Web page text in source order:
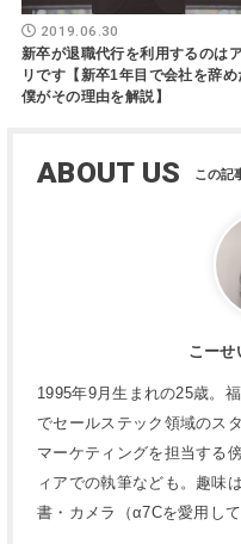
2019.06.30
新卒が退職代行を利用するのは
リです【新卒1年目で会社を辞め
僕がその理由を解説】
ABOUT US
こーせ
1995年9月生まれの25歳。
でセールステック領域のス
マーケティングを担当する
ィアでの執筆なども。趣味
書・カメラ（α7Cを愛用して